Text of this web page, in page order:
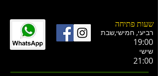
שעות פתיחה
רביעי, חמישי,שבת
19:00
שישי
21:00